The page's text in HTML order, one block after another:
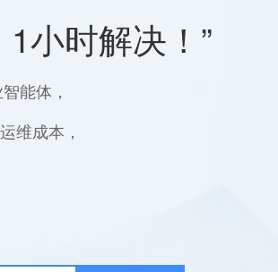
小时解决！”
能体，
维成本，